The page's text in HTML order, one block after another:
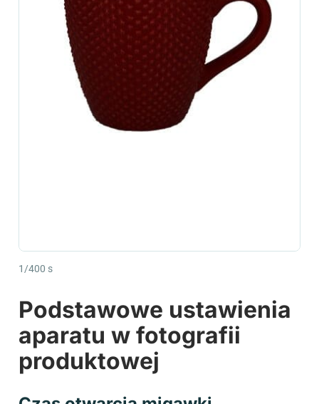
1/400 s
Podstawowe ustawienia
aparatu w fotografii
produktowej